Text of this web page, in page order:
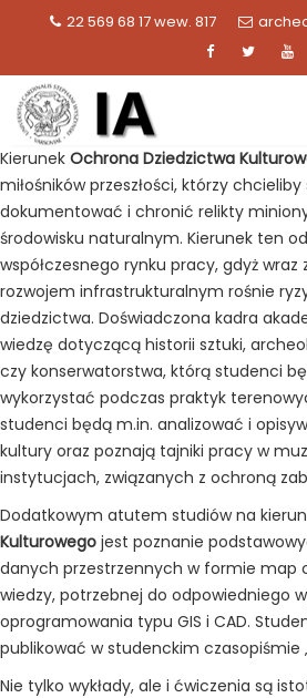
22 569 68 17 wew. 817
Kierunek Ochrona Dziedzictwa
miłośników przeszłości, którzy
dokumentować i chronić relikty
środowisku naturalnym. Kierunek ten
współczesnego rynku pracy, gdyż wraz
rozwojem infrastrukturalnym rośnie
dziedzictwa. Doświadczona kadra
wiedzę dotyczącą historii sztuki,
czy konserwatorstwa, którą studenci
wykorzystać podczas praktyk
studenci będą m.in. analizować i
kultury oraz poznają tajniki pracy w
instytucjach, związanych z ochroną
Dodatkowym atutem studiów na
Kulturowego jest poznanie
danych przestrzennych w formie map
wiedzy, potrzebnej do odpowiedniego
oprogramowania typu GIS i CAD.
publikować w studenckim czasopiśmie
Nie tylko wykłady, ale i ćwiczenia są